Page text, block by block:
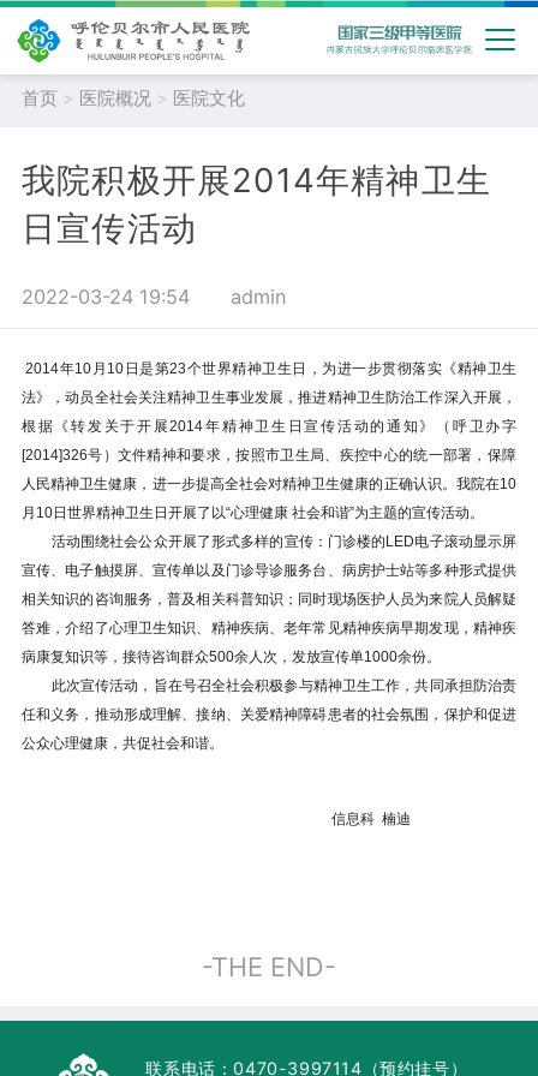
首页 > 医院概况> 医院文化
我院积极开展2014年精神卫生
日宣传活动
2022-03-24 19:54 admin
2014年10月10日是第23个世界精神卫生日，为进一步贯彻落实《精神卫生
法》，动员全社会关注精神卫生事业发展，推进精神卫生防治工作深入开展，
根据《转发关于开展2014年精神卫生日宣传活动的通知》（呼卫办字
[2014]326号）文件精神和要求，按照市卫生局、疾控中心的统一部署，保障
人民精神卫生健康，进一步提高全社会对精神卫生健康的正确认识。我院在10
月10日世界精神卫生日开展了以“心理健康 社会和谐”为主题的宣传活动。
活动围绕社会公众开展了形式多样的宣传：门诊楼的LED电子滚动显示屏
宣传、电子触摸屏、宣传单以及门诊导诊服务台、病房护士站等多种形式提供
相关知识的咨询服务，普及相关科普知识；同时现场医护人员为来院人员解疑
答难，介绍了心理卫生知识、精神疾病、老年常见精神疾病早期发现，精神疾
病康复知识等，接待咨询群众500余人次，发放宣传单1000余份。
此次宣传活动，旨在号召全社会积极参与精神卫生工作，共同承担防治责
任和义务，推动形成理解、接纳、关爱精神障碍患者的社会氛围，保护和促进
公众心理健康，共促社会和谐。
信息科 楠迪
-THE END-
联系电话：0470-3997114（预约挂号）